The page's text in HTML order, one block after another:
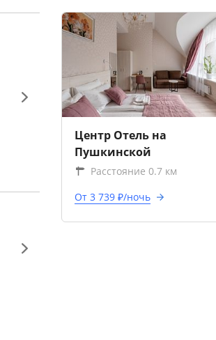
Центр Отель на
Пушкинской
Расстояние 0.7 км
От 3 739 ₽/ночь